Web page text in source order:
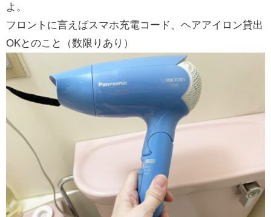
よ。
フロントに言えばスマホ充電コード、ヘアアイロン貸出
OKとのこと（数限りあり）